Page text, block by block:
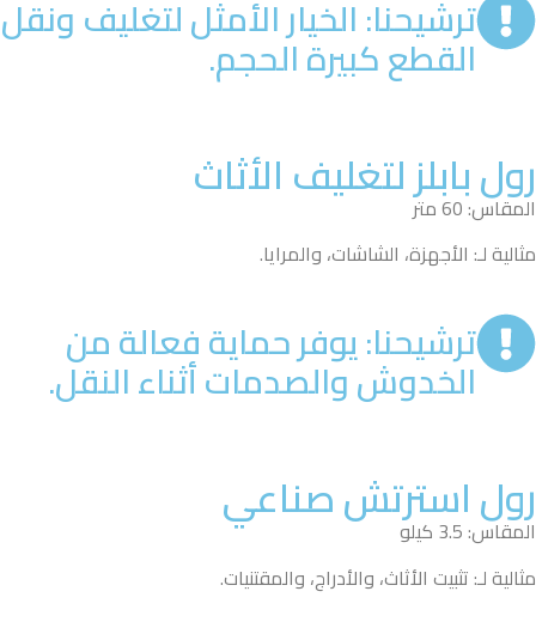
ترشيحنا: الخيار الأمثل لتغليف ونقل
القطع كبيرة الحجم.
رول بابلز لتغليف الأثاث
المقاس: 60 متر
مثالية لـ: الأجهزة، الشاشات، والمرايا.
ترشيحنا: يوفر حماية فعالة من
الخدوش والصدمات أثناء النقل.
رول استرتش صناعي
المقاس: 3.5 كيلو
مثالية لـ: تثبيت الأثاث، والأدراج، والمقتنيات.